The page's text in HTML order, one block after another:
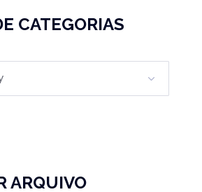
CATEGORIAS
ARQUIVO